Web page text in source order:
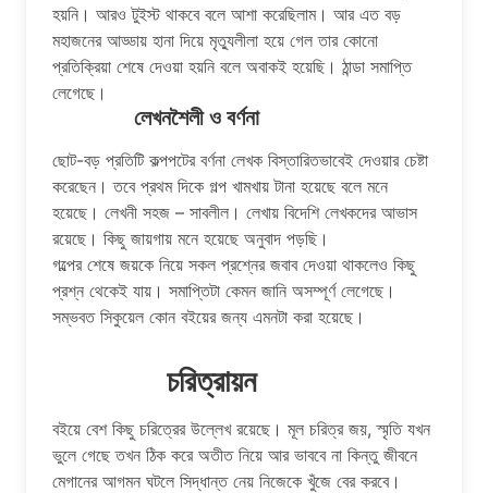
হয়নি। আরও টুইস্ট থাকবে বলে আশা করেছিলাম। আর এত বড়
মহাজনের আড্ডায় হানা দিয়ে মৃত্যুলীলা হয়ে গেল তার কোনো
প্রতিক্রিয়া শেষে দেওয়া হয়নি বলে অবাকই হয়েছি। ঠান্ডা সমাপ্তি
লেগেছে।
লেখনশৈলী ও বর্ণনা
ছোট-বড় প্রতিটি কল্পপটের বর্ণনা লেখক বিস্তারিতভাবেই দেওয়ার চেষ্টা
করেছেন। তবে প্রথম দিকে গল্প খামখায় টানা হয়েছে বলে মনে
হয়েছে। লেখনী সহজ – সাবলীল। লেখায় বিদেশি লেখকদের আভাস
রয়েছে। কিছু জায়গায় মনে হয়েছে অনুবাদ পড়ছি।
গল্পের শেষে জয়কে নিয়ে সকল প্রশ্নের জবাব দেওয়া থাকলেও কিছু
প্রশ্ন থেকেই যায়। সমাপ্তিটা কেমন জানি অসম্পূর্ণ লেগেছে।
সম্ভবত সিকুয়েল কোন বইয়ের জন্য এমনটা করা হয়েছে।
চরিত্রায়ন
বইয়ে বেশ কিছু চরিত্রের উল্লেখ রয়েছে। মূল চরিত্র জয়, স্মৃতি যখন
ভুলে গেছে তখন ঠিক করে অতীত নিয়ে আর ভাববে না কিন্তু জীবনে
মেগানের আগমন ঘটলে সিদ্ধান্ত নেয় নিজেকে খুঁজে বের করবে।